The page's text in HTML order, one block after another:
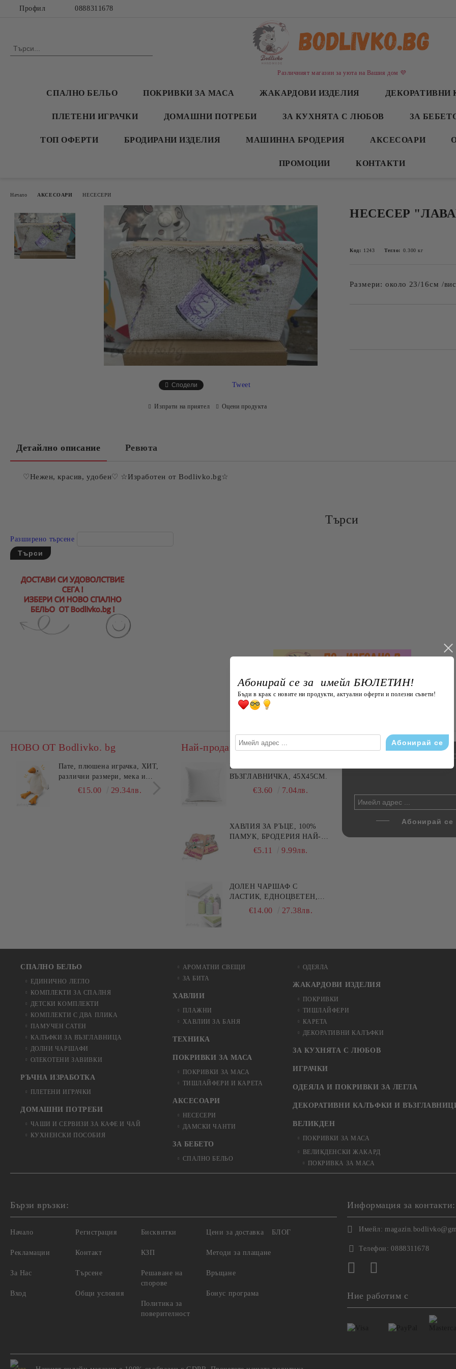
Профил 0888311678
Различният магазин за уюта на Вашия дом 💜
СПАЛНО БЕЛЬО ПОКРИВКИ ЗА МАСА ЖАКАРДОВИ ИЗДЕЛИЯ ДЕКОРАТИВНИ
ПЛЕТЕНИ ИГРАЧКИ ДОМАШНИ ПОТРЕБИ ЗА КУХНЯТА С ЛЮБОВ ЗА
ТОП ОФЕРТИ БРОДИРАНИ ИЗДЕЛИЯ МАШИННА БРОДЕРИЯ АКСЕСОАРИ
ПРОМОЦИИ КОНТАКТИ
Начало АКСЕСОАРИ НЕСЕСЕРИ
НЕСЕСЕР
Код: 1243 Тегло: 0.300 кг
Размери: около 23/16см /
Сподели Tweet
Изпрати на приятел Оцени продукта
Детайлно описание Ревюта
♡Нежен, красив, удобен♡ ☆Изработен от Bodlivko.bg☆
Търси
Разширено търсене
НОВО ОТ Bodlivko. bg
Пате, плюшена играчка, ХИТ,
различни размери, мека и
гушлива€15.00 29.34лв.
Калъфка за възглавница ,
едноцветна, 100% памук,
различни цветове по избор
€4.00 7.82лв.
Най-продавани
ПЪЛНЕЖ ЗА
ВЪЗГЛАВНИЧКА, 45X45СМ.
€3.60 7.04лв.
ХАВЛИЯ ЗА РЪЦЕ, 100%
ПАМУК, БРОДЕРИЯ НАЙ-
ДОБАРАТА МАЙКА/БАБА ,
€5.11 9.99лв.
ДОЛЕН ЧАРШАФ С
ЛАСТИК, ЕДНОЦВЕТЕН,
100% ПАМУК, РАЗЛИЧНИ
€14.00 27.38лв.
Enter your email to subscribe
СПАЛНО БЕЛЬО
ЕДИНИЧНО ЛЕГЛО
КОМПЛЕКТИ ЗА СПАЛНЯ
ДЕТСКИ КОМПЛЕКТИ
КОМПЛЕКТИ С ДВА ПЛИКА
ПАМУЧЕН САТЕН
КАЛЪФКИ ЗА ВЪЗГЛАВНИЦА
ДОЛНИ ЧАРШАФИ
ОЛЕКОТЕНИ ЗАВИВКИ
РЪЧНА ИЗРАБОТКА
ПЛЕТЕНИ ИГРАЧКИ
ДОМАШНИ ПОТРЕБИ
ЧАШИ И СЕРВИЗИ ЗА КАФЕ И ЧАЙ
КУХНЕНСКИ ПОСОБИЯ
АРОМАТНИ СВЕЩИ
ЗА БИТА
ХАВЛИИ
ПЛАЖНИ
ХАВЛИИ ЗА БАНЯ
ТЕХНИКА
ПОКРИВКИ ЗА МАСА
ПОКРИВКИ ЗА МАСА
ТИШЛАЙФЕРИ И КАРЕТА
АКСЕСОАРИ
НЕСЕСЕРИ
ДАМСКИ ЧАНТИ
ЗА БЕБЕТО
СПАЛНО БЕЛЬО
ОДЕЯЛА
ЖАКАРДОВИ ИЗДЕЛИЯ
ПОКРИВКИ
ТИШЛАЙФЕРИ
КАРЕТА
ДЕКОРАТИВНИ КАЛЪФКИ
ЗА КУХНЯТА С ЛЮБОВ
ИГРАЧКИ
ОДЕЯЛА И ПОКРИВКИ ЗА ЛЕГЛА
ДЕКОРАТИВНИ КАЛЪФКИ И
ВЕЛИКДЕН
ПОКРИВКИ ЗА МАСА
ВЕЛИКДЕНСКИ ЖАКАРД
ПОКРИВКА ЗА МАСА
Бързи връзки:
Начало
Рекламации
За Нас
Вход
Регистрация
Контакт
Търсене
Общи условия
Бисквитки
КЗП
Решаване на
спорове
Политика за
поверителност
Цени за доставка
Методи за плащане
Връщане
Бонус програма
БЛОГ
Информация за контакти:
Имейл:
Телефон: 0888311678
Ние работим с
Абонирай се за имейл БЮЛЕТИН!
Бъди в крак с новите ни продукти, актуални оферти и полезни съвети!